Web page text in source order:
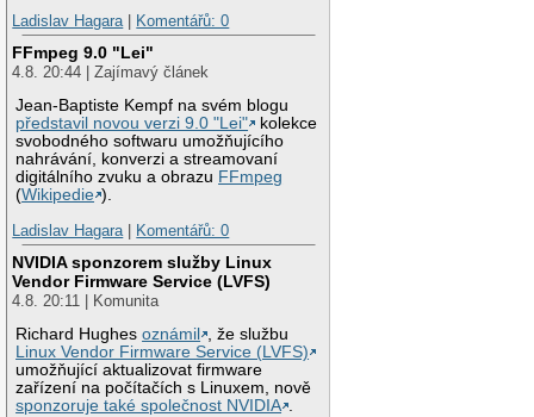
Ladislav Hagara| Komentářů: 0
FFmpeg 9.0 "Lei"
4.8. 20:44 | Zajímavý článek
Jean-Baptiste Kempf na svém blogu
představil novou verzi 9.0 "Lei"
kolekce
svobodného softwaru umožňujícího
nahrávání, konverzi a streamovaní
digitálního zvuku a obrazu FFmpeg
(Wikipedie ).
Ladislav Hagara| Komentářů: 0
NVIDIA sponzorem služby Linux
Vendor Firmware Service (LVFS)
4.8. 20:11 | Komunita
Richard Hughesoznámil
, že službu
Linux Vendor Firmware Service (LVFS)
umožňující aktualizovat firmware
zařízení na počítačích s Linuxem, nově
sponzoruje také společnost NVIDIA .